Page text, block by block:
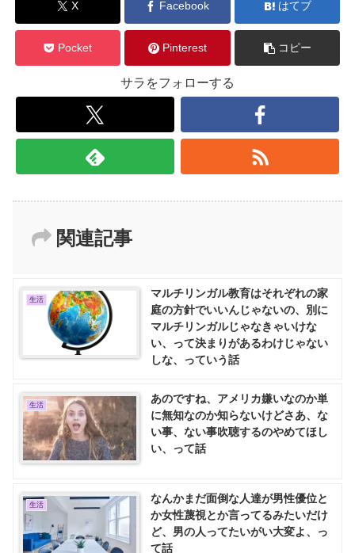
X Facebook はてブ
Pocket Pinterest コピー
サラをフォローする
関連記事
生活
マルチリンガル教育はそれぞれの家
庭の方針でいいんじゃないの、別に
マルチリンガルじゃなきゃいけな
い、って決まりがあるわけじゃない
しな、っていう話
生活
あのですね、アメリカ嫌いなのか単
に無知なのか知らないけどさあ、な
い事、ない事吹聴するのやめてほし
い、って話
生活
なんかまだ面倒な人達が男性優位と
か女性蔑視とか言ってるみたいだけ
ど、男の人ってたいがい大変よ、っ
て話